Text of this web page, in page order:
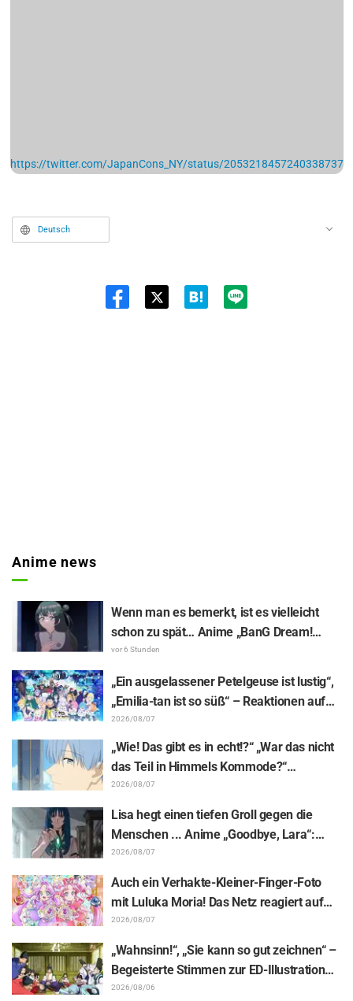
https://twitter.com/JapanCons_NY/status/2053218457240338737
Deutsch
Anime news
Wenn man es bemerkt, ist es vielleicht
schon zu spät… Anime „BanG Dream!
Yume∞Mita“ Episode 8, Inhaltsangabe
vor 6 Stunden
„Ein ausgelassener Petelgeuse ist lustig“,
„Emilia-tan ist so süß“ – Reaktionen auf
das enthüllte Visuelle zum Event
anlässlich des 10-jährigen Anime-
Jubiläums von „Re:ZERO -Starting Life in
Another World-“
2026/08/07
„Wie! Das gibt es in echt!?“ „War das nicht
das Teil in Himmels Kommode?“
Enthüllung des „Horns des Dunklen
Drachen“ aus Episode 1 von „Frieren –
Nach dem Ende der Reise“ versetzt Fans
2026/08/07
Lisa hegt einen tiefen Groll gegen die
Menschen ... Anime „Goodbye, Lara“:
Synopsis und Vorab-Screenshots zu Folge
6 veröffentlicht
2026/08/07
Auch ein Verhakte-Kleiner-Finger-Foto
mit Luluka Moria! Das Netz reagiert auf
den Bericht der Synchronsprecherin Nao
Tōyama vom Besuch der Dream Stage zu
„Star Detective Precure!“ mit: „Das sind ja
zwei Arcanas!“
2026/08/07
„Wahnsinn!“, „Sie kann so gut zeichnen“ –
Begeisterte Stimmen zur ED-Illustration
von Asaki Yuikawa, der Sprecherin der
2026/08/06